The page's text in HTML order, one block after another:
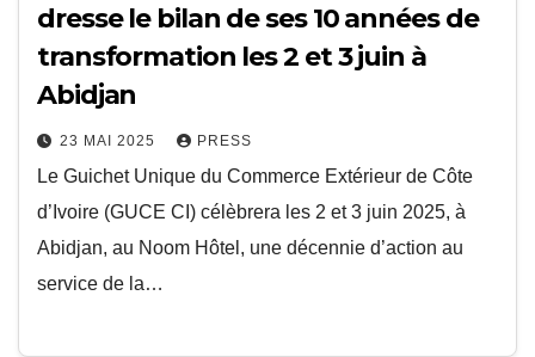
dresse le bilan de ses 10 années de
transformation les 2 et 3 juin à
Abidjan
23 MAI 2025 PRESS
Le Guichet Unique du Commerce Extérieur de Côte
d’Ivoire (GUCE CI) célèbrera les 2 et 3 juin 2025, à
Abidjan, au Noom Hôtel, une décennie d’action au
service de la…